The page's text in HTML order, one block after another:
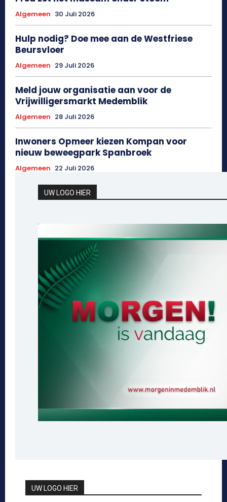
Algemeen 30 Juli 2026
Hulp nodig? Doe mee aan de Westfriese
Beursvloer
Algemeen 29 Juli 2026
Meld jouw organisatie aan voor de
Vrijwilligersmarkt Medemblik
Algemeen 28 Juli 2026
Inwoners Opmeer kiezen Kompan voor
nieuw beweegpark Spanbroek
Algemeen 22 Juli 2026
UW LOGO HIER
UW LOGO HIER